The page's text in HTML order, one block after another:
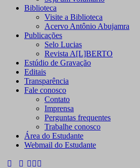
Biblioteca
Visite a Biblioteca
Acervo Antônio Abujamra
Publicações
Selo Lucias
Revista A[L]BERTO
Estúdio de Gravação
Editais
Transparência
Fale conosco
Contato
Imprensa
Perguntas frequentes
Trabalhe conosco
Área do Estudante
Webmail do Estudante